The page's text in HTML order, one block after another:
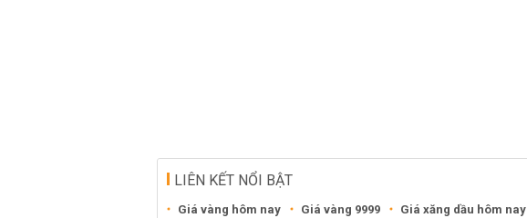
LIÊN KẾT NỔI BẬT
Giá vàng hôm nay Giá vàng 9999 Giá xăng dầu hôm nay